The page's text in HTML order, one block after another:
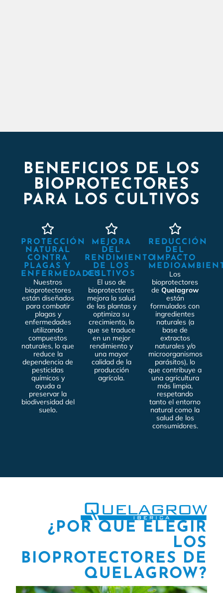
BENEFICIOS DE LOS
BIOPROTECTORES
PARA LOS CULTIVOS
PROTECCIÓN
NATURAL
CONTRA
PLAGAS Y
ENFERMEDADES
Nuestros
bioprotectores
están diseñados
para combatir
plagas y
enfermedades
utilizando
compuestos
naturales, lo que
reduce la
dependencia de
pesticidas
químicos y
ayuda a
preservar la
biodiversidad del
suelo.
MEJORA
DEL
RENDIMIENTO
DE LOS
CULTIVOS
El uso de
bioprotectores
mejora la salud
de las plantas y
optimiza su
crecimiento, lo
que se traduce
en un mejor
rendimiento y
una mayor
calidad de la
producción
agrícola.
REDUCCIÓN
DEL
IMPACTO
Los
bioprotectores
deQuelagrow
están
formulados con
ingredientes
naturales (a
base de
extractos
naturales y/o
microorganismos
parásitos), lo
que contribuye a
una agricultura
más limpia,
respetando
tanto el entorno
natural como la
salud de los
consumidores.
¿POR QUÉ ELEGIR
LOS
BIOPROTECTORES DE
QUELAGROW?